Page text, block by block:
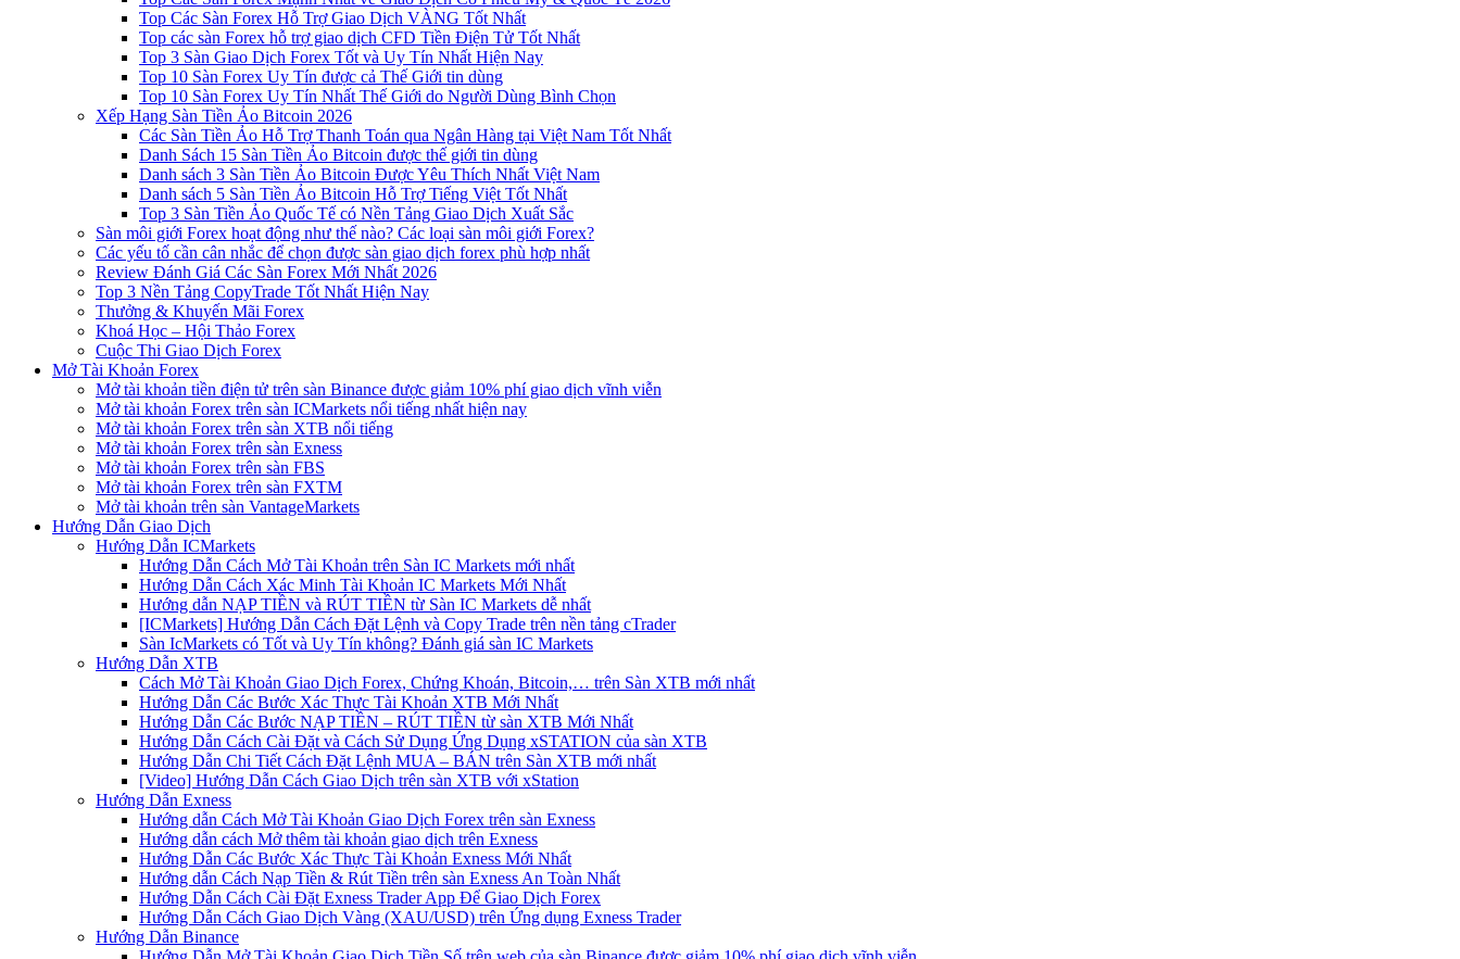
Top Các Sàn Forex Hỗ Trợ Giao Dịch VÀNG Tốt Nhất
Top các sàn Forex hỗ trợ giao dịch CFD Tiền Điện Tử Tốt Nhất
Top 3 Sàn Giao Dịch Forex Tốt và Uy Tín Nhất Hiện Nay
Top 10 Sàn Forex Uy Tín được cả Thế Giới tin dùng
Top 10 Sàn Forex Uy Tín Nhất Thế Giới do Người Dùng Bình Chọn
Xếp Hạng Sàn Tiền Ảo Bitcoin 2026
Các Sàn Tiền Ảo Hỗ Trợ Thanh Toán qua Ngân Hàng tại Việt Nam Tốt Nhất
Danh Sách 15 Sàn Tiền Ảo Bitcoin được thế giới tin dùng
Danh sách 3 Sàn Tiền Ảo Bitcoin Được Yêu Thích Nhất Việt Nam
Danh sách 5 Sàn Tiền Ảo Bitcoin Hỗ Trợ Tiếng Việt Tốt Nhất
Top 3 Sàn Tiền Ảo Quốc Tế có Nền Tảng Giao Dịch Xuất Sắc
Sàn môi giới Forex hoạt động như thế nào? Các loại sàn môi giới Forex?
Các yếu tố cần cân nhắc để chọn được sàn giao dịch forex phù hợp nhất
Review Đánh Giá Các Sàn Forex Mới Nhất 2026
Top 3 Nền Tảng CopyTrade Tốt Nhất Hiện Nay
Thưởng & Khuyến Mãi Forex
Khoá Học – Hội Thảo Forex
Cuộc Thi Giao Dịch Forex
Mở Tài Khoản Forex
Mở tài khoản tiền điện tử trên sàn Binance được giảm 10% phí giao dịch vĩnh viễn
Mở tài khoản Forex trên sàn ICMarkets nổi tiếng nhất hiện nay
Mở tài khoản Forex trên sàn XTB nổi tiếng
Mở tài khoản Forex trên sàn Exness
Mở tài khoản Forex trên sàn FBS
Mở tài khoản Forex trên sàn FXTM
Mở tài khoản trên sàn VantageMarkets
Hướng Dẫn Giao Dịch
Hướng Dẫn ICMarkets
Hướng Dẫn Cách Mở Tài Khoản trên Sàn IC Markets mới nhất
Hướng Dẫn Cách Xác Minh Tài Khoản IC Markets Mới Nhất
Hướng dẫn NẠP TIỀN và RÚT TIỀN từ Sàn IC Markets dễ nhất
[ICMarkets] Hướng Dẫn Cách Đặt Lệnh và Copy Trade trên nền tảng cTrader
Sàn IcMarkets có Tốt và Uy Tín không? Đánh giá sàn IC Markets
Hướng Dẫn XTB
Cách Mở Tài Khoản Giao Dịch Forex, Chứng Khoán, Bitcoin,… trên Sàn XTB mới nhất
Hướng Dẫn Các Bước Xác Thực Tài Khoản XTB Mới Nhất
Hướng Dẫn Các Bước NẠP TIỀN – RÚT TIỀN từ sàn XTB Mới Nhất
Hướng Dẫn Cách Cài Đặt và Cách Sử Dụng Ứng Dụng xSTATION của sàn XTB
Hướng Dẫn Chi Tiết Cách Đặt Lệnh MUA – BÁN trên Sàn XTB mới nhất
[Video] Hướng Dẫn Cách Giao Dịch trên sàn XTB với xStation
Hướng Dẫn Exness
Hướng dẫn Cách Mở Tài Khoản Giao Dịch Forex trên sàn Exness
Hướng dẫn cách Mở thêm tài khoản giao dịch trên Exness
Hướng Dẫn Các Bước Xác Thực Tài Khoản Exness Mới Nhất
Hướng dẫn Cách Nạp Tiền & Rút Tiền trên sàn Exness An Toàn Nhất
Hướng Dẫn Cách Cài Đặt Exness Trader App Để Giao Dịch Forex
Hướng Dẫn Cách Giao Dịch Vàng (XAU/USD) trên Ứng dụng Exness Trader
Hướng Dẫn Binance